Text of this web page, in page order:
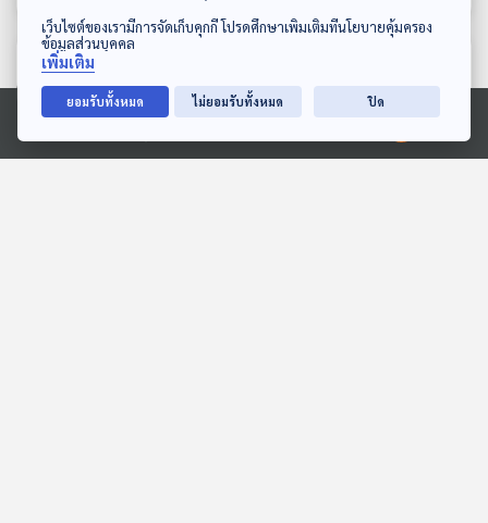
ดาวน์โหลด Thai PBS Podcast Application
Ⓒ 2020 องค์การกระจายเสียงและแพร่ภาพสาธารณะแห่งประเทศไทย
ตอนที่เกี่ยวข้อง
เว็บไซต์ของเรามีการจัดเก็บคุกกี้ โปรดศึกษาเพิ่มเติมที่นโยบายคุ้มครอง
ข้อมูลส่วนบุคคล
เพิ่มเติม
ยอมรับทั้งหมด ไม่ยอมรับทั้งหมด ปิด